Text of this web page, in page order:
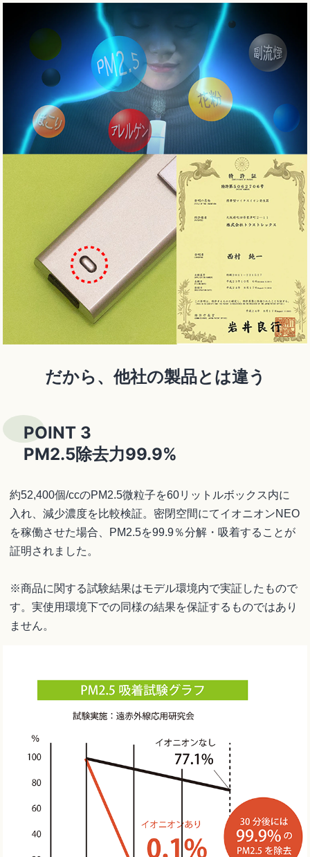
だから、他社の製品とは違う
POINT 3
PM2.5除去力99.9%
約52,400個/ccのPM2.5微粒子を60リットルボックス内に
入れ、減少濃度を比較検証。密閉空間にてイオニオンNEO
を稼働させた場合、PM2.5を99.9％分解・吸着することが
証明されました。
※商品に関する試験結果はモデル環境内で実証したもので
す。実使用環境下での同様の結果を保証するものではあり
ません。